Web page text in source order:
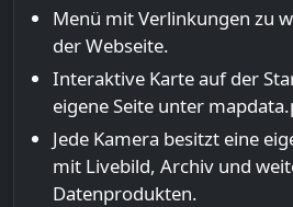
Menü mit Verlinkungen zu
der Webseite.
Interaktive Karte auf der
eigene Seite unter
Jede Kamera besitzt eine
mit Livebild, Archiv und
Datenprodukten.